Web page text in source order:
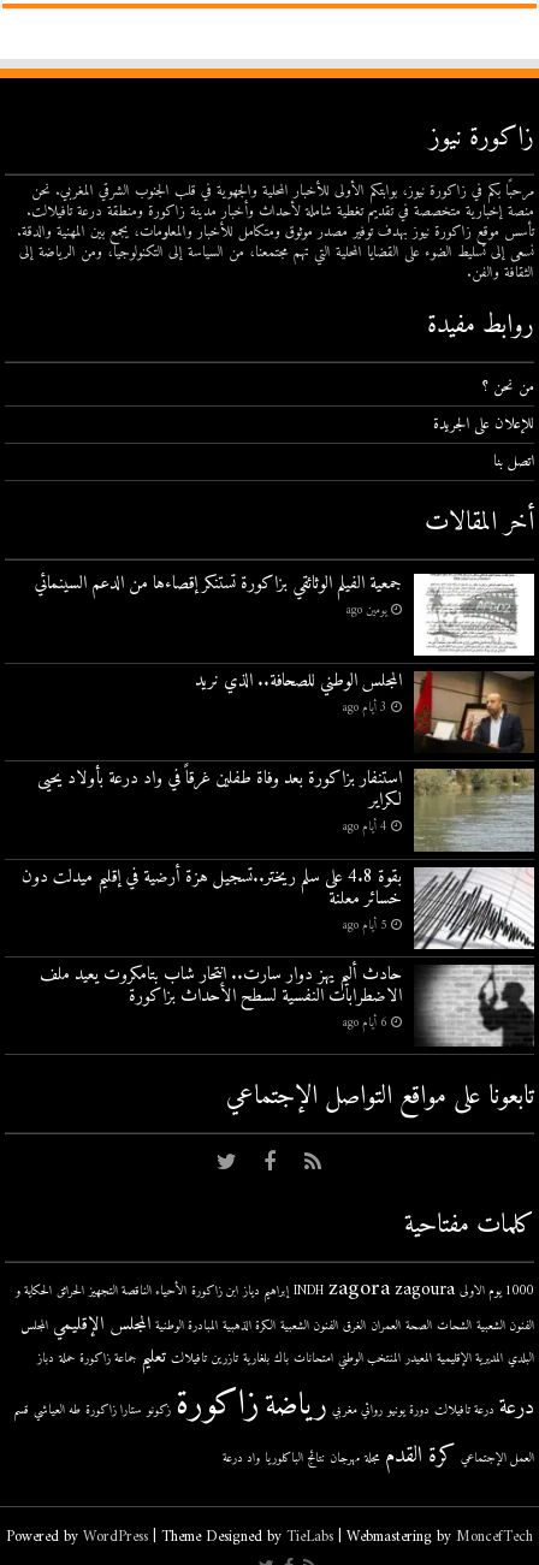
زاكورة نيوز
مرحبًا بكم في زاكورة نيوز، بوابتكم الأولى للأخبار المحلية والجهوية في قلب الجنوب الشرقي المغربي. نحن
منصة إخبارية متخصصة في تقديم تغطية شاملة لأحداث وأخبار مدينة زاكورة ومنطقة درعة تافيلالت.
تأسس موقع زاكورة نيوز بهدف توفير مصدر موثوق ومتكامل للأخبار والمعلومات، يجمع بين المهنية والدقة.
نسعى إلى تسليط الضوء على القضايا المحلية التي تهم مجتمعنا، من السياسة إلى التكنولوجيا، ومن الرياضة إلى
الثقافة والفن.
روابط مفيدة
من نحن ؟
للإعلان على الجريدة
اتصل بنا
أخر المقالات
جمعية الفيلم الوثائقي بزاكورة تستنكر إقصاءها من الدعم السينمائي
يومين ago
المجلس الوطني للصحافة.. الذي نريد
3 أيام ago
استنفار بزاكورة بعد وفاة طفلين غرقاً في واد درعة بأولاد يحيى
لكراير
4 أيام ago
بقوة 4.8 على سلم ريختر..تسجيل هزة أرضية في إقليم ميدلت دون
خسائر معلنة
5 أيام ago
حادث أليم يهز دوار سارت.. انتحار شاب بتامكروت يعيد ملف
الاضطرابات النفسية لسطح الأحداث بزاكورة
6 أيام ago
تابعونا على مواقع التواصل اﻹجتماعي
كلمات مفتاحية
1000 يوم الاولى INDH zagora zagoura إبراهيم دياز ابن زاكورة الأحياء الناقصة التجهيز الحرائق الحكاية و
الفنون الشعبية الشحات الصحة العمران الغرق الفنون الشعبية الكرة الذهبية المبادرة الوطنية المجلس الإقليمي المجلس
البلدي المديرية الإقليمية المعيدر المنتخب الوطني امتحانات باك بلغارية تازرين تافيلالت تعليم جماعة زاكورة حملة دباز
درعة درعة تافيلالت دورة يونيو روائي مغربي رياضةزاكورة زكونو ستارا زاكورة طه العياشي قسم
العمل الإجتماعي كرة القدم مجلة مهرجان نتائج الباكلوريا واد درعة
Powered byWordPress| Theme Designed byTieLabs| Webmastering byMoncefTech